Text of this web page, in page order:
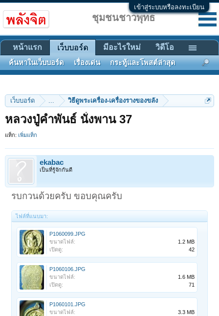
เข้าสู่ระบบหรือลงทะเบียน
เว็บบอร์ด ... วิธีดูพระเครื่อง-เครื่องรางของขลัง
หลวงปู่คำพันธ์ นั่งพาน 37
แท็ก: เพิ่มแท็ก
ekabac
เป็นที่รู้จักกันดี
รบกวนด้วยครับ ขอบคุณครับ
ไฟล์ที่แนบมา:
P1060099.JPG
ขนาดไฟล์:
1.2 MB
เปิดดู:
42
P1060106.JPG
ขนาดไฟล์:
1.6 MB
เปิดดู:
71
P1060101.JPG
ขนาดไฟล์:
3.3 MB
ชุมชนชาวพุทธ
หน้าแรก เว็บบอร์ด
ค้นหาในเว็บบอร์ด เรื่องเด่น กระทู้และโพสต์ล่าสุด
มีอะไรใหม่ วิดีโอ